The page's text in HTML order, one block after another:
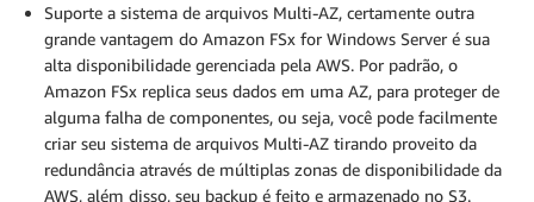
Suporte a sistema de arquivos Multi-AZ, certamente outra
grande vantagem do Amazon FSx for Windows Server é sua
alta disponibilidade gerenciada pela AWS. Por padrão, o
Amazon FSx replica seus dados em uma AZ, para proteger de
alguma falha de componentes, ou seja, você pode facilmente
criar seu sistema de arquivos Multi-AZ tirando proveito da
redundância através de múltiplas zonas de disponibilidade da
AWS, além disso, seu backup é feito e armazenado no S3.